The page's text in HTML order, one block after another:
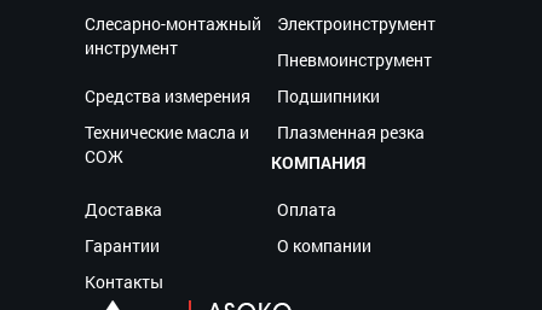
Слесарно-монтажный
инструмент
Электроинструмент
Пневмоинструмент
Средства измерения
Подшипники
Технические масла и
СОЖ
Плазменная резка
КОМПАНИЯ
Доставка
Оплата
Гарантии
О компании
Контакты